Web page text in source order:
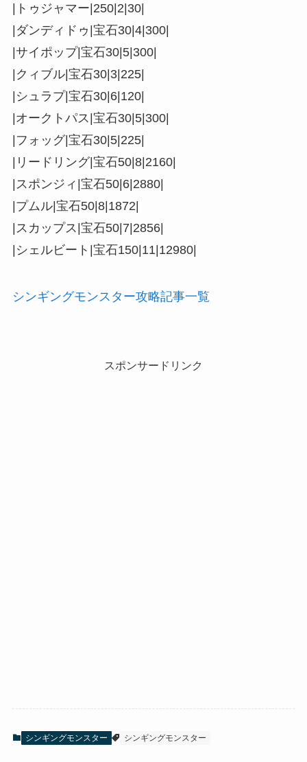
|トゥジャマー|250|2|30|
|ダンディドゥ|宝石30|4|300|
|サイポップ|宝石30|5|300|
|クィブル|宝石30|3|225|
|シュラプ|宝石30|6|120|
|オークトパス|宝石30|5|300|
|フォッグ|宝石30|5|225|
|リードリング|宝石50|8|2160|
|スポンジィ|宝石50|6|2880|
|プムル|宝石50|8|1872|
|スカップス|宝石50|7|2856|
|シェルビート|宝石150|11|12980|
シンギングモンスター攻略記事一覧
スポンサードリンク
シンギングモンスター シンギングモンスター